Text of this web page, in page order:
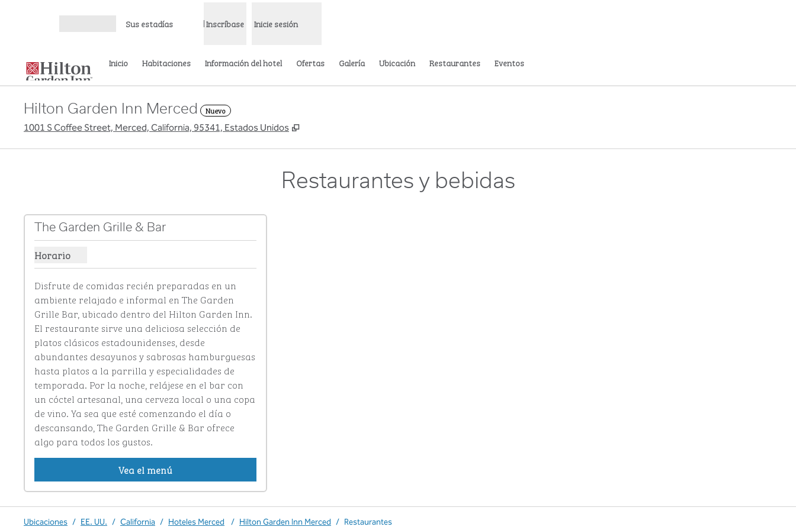
Sus estadías Inscríbase Inicie sesión
Inicio Habitaciones Información del hotel Ofertas Galería Ubicación Restaurantes Eventos
Hilton Garden Inn Merced Nuevo
1001 S Coffee Street, Merced, California, 95341, Estados Unidos ,
Restaurantes y bebidas
The Garden Grille & Bar
Horario
Horarios de espectáculos de The Garden Grille & Bar
Disfrute de comidas recién preparadas en un
ambiente relajado e informal en The Garden
Grille Bar, ubicado dentro del Hilton Garden Inn.
El restaurante sirve una deliciosa selección de
platos clásicos estadounidenses, desde
abundantes desayunos y sabrosas hamburguesas
hasta platos a la parrilla y especialidades de
temporada. Por la noche, relájese en el bar con
un cóctel artesanal, una cerveza local o una copa
de vino. Ya sea que esté comenzando el día o
descansando, The Garden Grille & Bar ofrece
algo para todos los gustos.
Vea el menú
Ubicaciones / EE. UU. / California / Hoteles Merced / Hilton Garden Inn Merced / Restaurantes